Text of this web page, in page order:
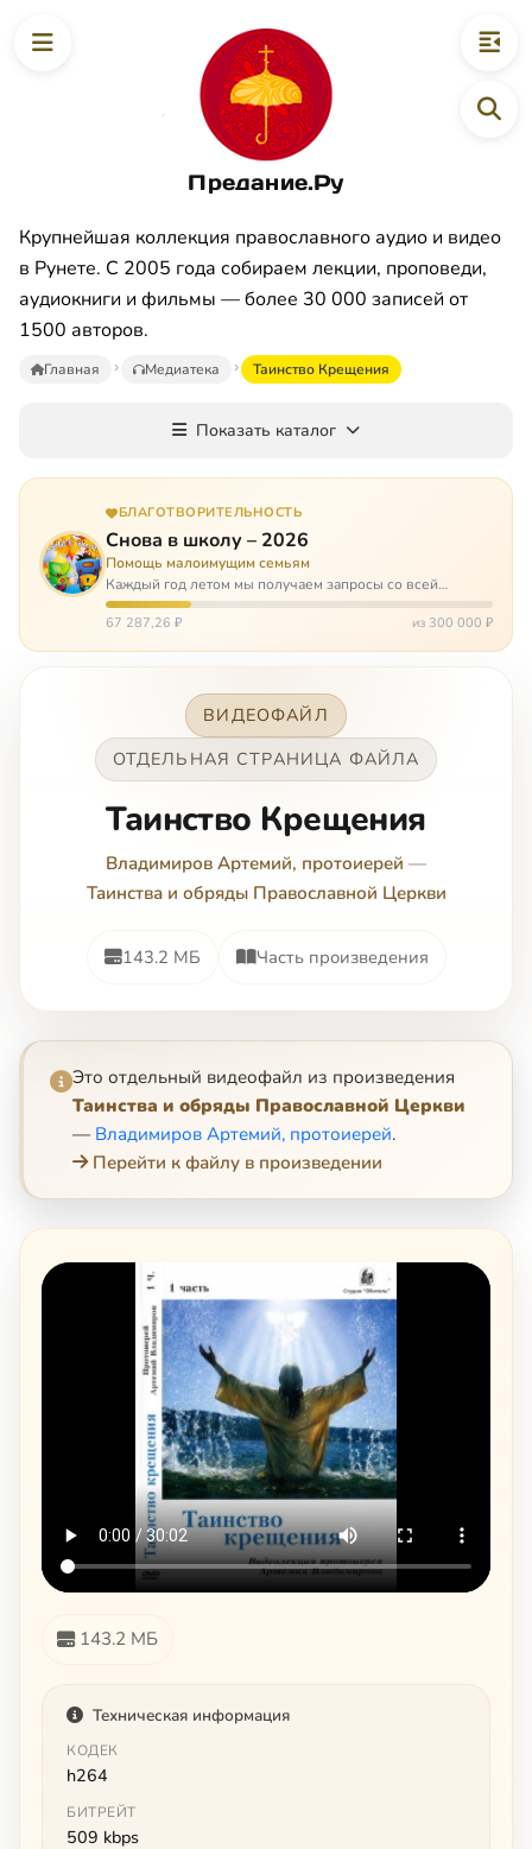
Предание.Ру
Крупнейшая коллекция православного аудио и видео
в Рунете. С 2005 года собираем лекции, проповеди,
аудиокниги и фильмы — более 30 000 записей от
1500 авторов.
Главная Медиатека Таинство Крещения
Показать каталог
БЛАГОТВОРИТЕЛЬНОСТЬ
Снова в школу – 2026
Помощь малоимущим семьям
Каждый год летом мы получаем запросы со всей
России: помогите собраться в школу. Семьи с больными
детьми или родителями, семьи без пап или мам,
67 287,26 ₽ из 300 000 ₽
ВИДЕОФАЙЛ
ОТДЕЛЬНАЯ СТРАНИЦА ФАЙЛА
Таинство Крещения
Владимиров Артемий, протоиерей —
Таинства и обряды Православной Церкви
143.2 МБ Часть произведения
Это отдельный видеофайл из произведения
Таинства и обряды Православной Церкви
— Владимиров Артемий, протоиерей.
Перейти к файлу в произведении
143.2 МБ
Техническая информация
КОДЕК
h264
БИТРЕЙТ
509 kbps